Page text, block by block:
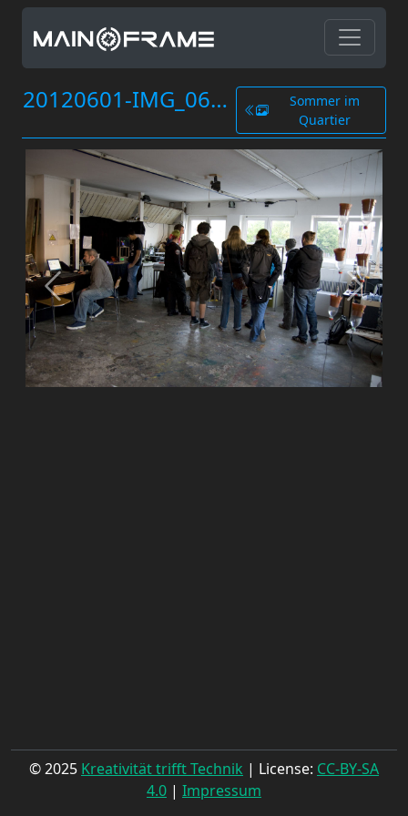
20120601-IMG_0663.jpg
Sommer im
Quartier
© 2025 Kreativität trifft Technik | License: CC-BY-SA
4.0 | Impressum